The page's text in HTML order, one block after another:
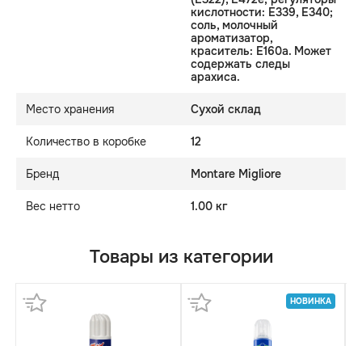
кислотности: E339, E340;
соль, молочный
ароматизатор,
краситель: E160a. Может
содержать следы
арахиса.
Место хранения Сухой склад
Количество в коробке 12
Бренд Montare Migliore
Вес нетто 1.00 кг
Товары из категории
НОВИНКА